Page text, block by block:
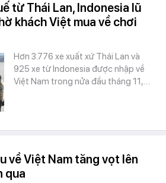
từ Thái Lan, Indonesia lũ
khách Việt mua về chơi
Hơn 3.776 xe xuất xứ Thái Lan và
925 xe từ Indonesia được nhập về
Việt Nam trong nửa đầu tháng 11,…
về Việt Nam tăng vọt lên
qua